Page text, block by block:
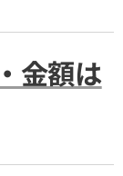
金額は